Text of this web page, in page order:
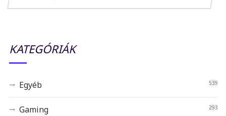
KATEGÓRIÁK
Egyéb 539
Gaming 293